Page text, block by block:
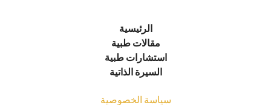
الرئيسية
مقالات طبية
استشارات طبية
السيرة الذاتية
سياسة الخصوصية